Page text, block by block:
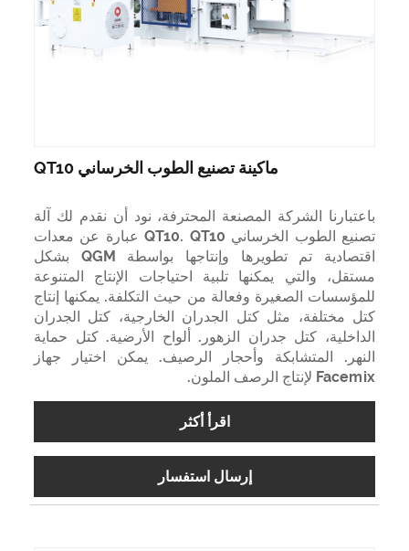
ماكينة تصنيع الطوب الخرساني QT10
باعتبارنا الشركة المصنعة المحترفة، نود أن نقدم لك آلة
تصنيع الطوب الخرساني QT10. QT10 عبارة عن معدات
اقتصادية تم تطويرها وإنتاجها بواسطة QGM بشكل
مستقل، والتي يمكنها تلبية احتياجات الإنتاج المتنوعة
للمؤسسات الصغيرة وفعالة من حيث التكلفة. يمكنها إنتاج
كتل مختلفة، مثل كتل الجدران الخارجية، كتل الجدران
الداخلية، كتل جدران الزهور. ألواح الأرضية. كتل حماية
النهر. المتشابكة وأحجار الرصيف. يمكن اختيار جهاز
Facemix لإنتاج الرصف الملون.
اقرأ أكثر
إرسال استفسار